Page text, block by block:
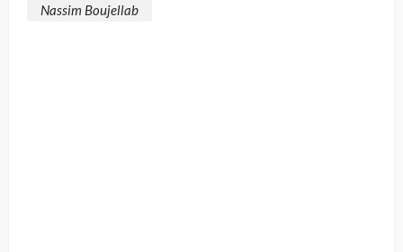
Nassim Boujellab